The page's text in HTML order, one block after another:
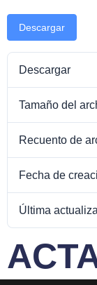
Descargar
Descargar
Tamaño del
Recuento de
Fecha de
Última